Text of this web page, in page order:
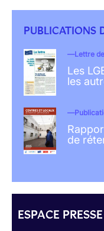
PUBLICATIONS
Lettre
Les
les
de
ESPACE PRESSE